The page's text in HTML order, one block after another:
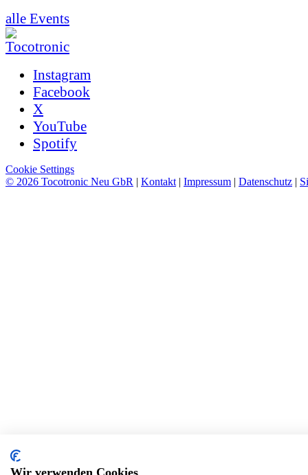
alle Events
Instagram
Facebook
X
YouTube
Spotify
Cookie Settings
© 2026 Tocotronic Neu GbR | Kontakt | Impressum | Datenschutz |
Wir verwenden Cookies